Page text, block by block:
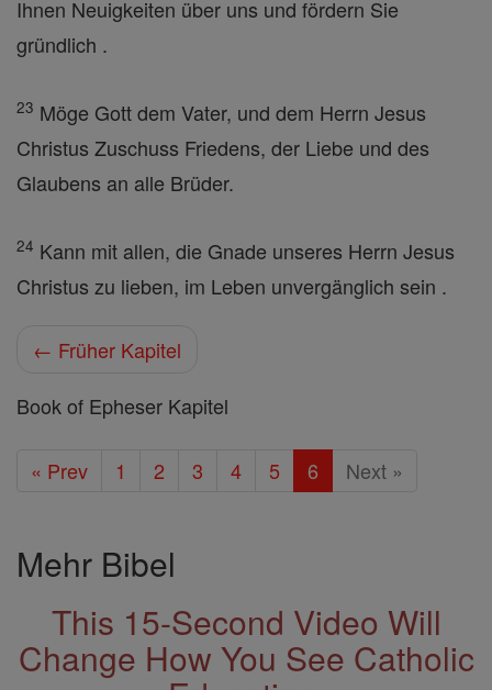
Ihnen Neuigkeiten über uns und fördern Sie
gründlich .
23 Möge Gott dem Vater, und dem Herrn Jesus
Christus Zuschuss Friedens, der Liebe und des
Glaubens an alle Brüder.
24 Kann mit allen, die Gnade unseres Herrn Jesus
Christus zu lieben, im Leben unvergänglich sein .
← Früher Kapitel
Book of Epheser Kapitel
« Prev 1 2 3 4 5 6 Next »
Mehr Bibel
This 15-Second Video Will
Change How You See Catholic